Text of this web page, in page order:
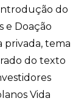
do
e Doação
privada, tema
do texto
Vida